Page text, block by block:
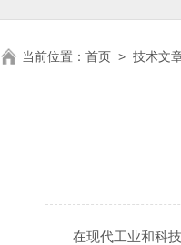
当前位置： 首页 > 技术文
在现代工业和科技